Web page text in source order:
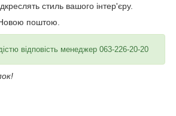
стиль вашого інтер'єру.
поштою.
відповість менеджер 063-226-20-20